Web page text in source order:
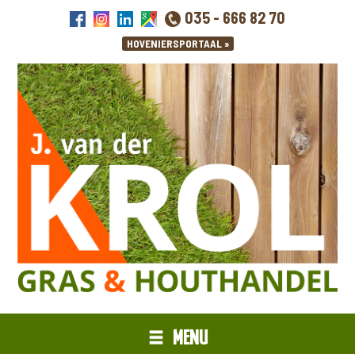
035 - 666 82 70
MENU